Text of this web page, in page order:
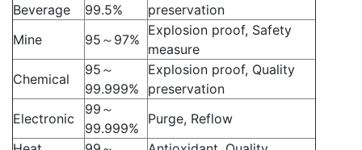
Beverage
99.5%
preservation
Mine
95～97%
Explosion proof, Safety
measure
Chemical
95～
99.999%
Explosion proof, Quality
preservation
Electronic
99～
99.999%
Purge, Reflow